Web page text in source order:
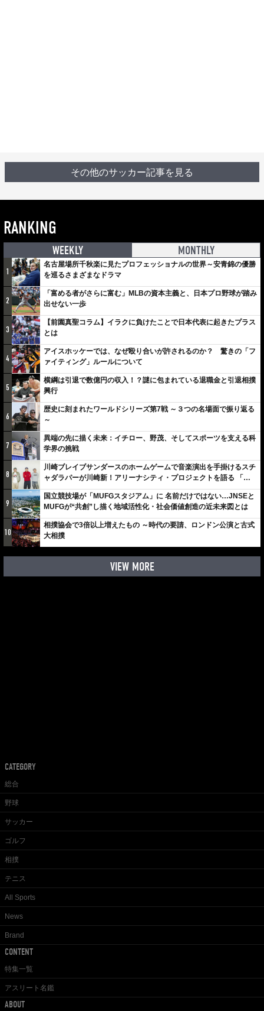
その他のサッカー記事を見る
RANKING
WEEKLY MONTHLY
1
名古屋場所千秋楽に見たプロフェッショナルの世界～安青錦の優勝
を巡るさまざまなドラマ
2
「富める者がさらに富む」MLBの資本主義と、日本プロ野球が踏み
出せない一歩
3
【前園真聖コラム】イラクに負けたことで日本代表に起きたプラス
とは
4
アイスホッケーでは、なぜ殴り合いが許されるのか？ 驚きの「フ
ァイティング」ルールについて
5
横綱は引退で数億円の収入！？謎に包まれている退職金と引退相撲
興行
6
歴史に刻まれたワールドシリーズ第7戦 ～３つの名場面で振り返る
～
7
異端の先に描く未来：イチロー、野茂、そしてスポーツを支える科
学界の挑戦
8
川崎ブレイブサンダースのホームゲームで音楽演出を手掛けるスチ
ャダラパーが川崎新！アリーナシティ・プロジェクトを語る 「楽
しみでしかないでしょ。川崎は、ずっと成長曲線だから」
9
国立競技場が「MUFGスタジアム」に 名前だけではない…JNSEと
MUFGが“共創”し描く地域活性化・社会価値創造の近未来図とは
10
相撲協会で3倍以上増えたもの ～時代の要請、ロンドン公演と古式
大相撲
VIEW MORE
CATEGORY
総合
野球
サッカー
ゴルフ
相撲
テニス
All Sports
News
Brand
CONTENT
特集一覧
アスリート名鑑
ABOUT